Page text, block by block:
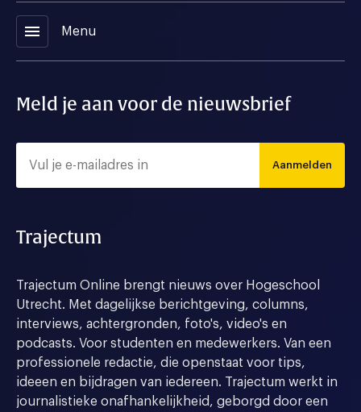
menu Menu
Meld je aan voor de nieuwsbrief
Aanmelden
Trajectum
Trajectum Online brengt nieuws over Hogeschool
Utrecht. Met dagelijkse berichtgeving, columns,
interviews, achtergronden, foto's, video's en
podcasts. Voor studenten en medewerkers. Van een
professionele redactie, die openstaat voor tips,
ideeen en bijdragen van iedereen. Trajectum werkt in
journalistieke onafhankelijkheid, geborgd door een